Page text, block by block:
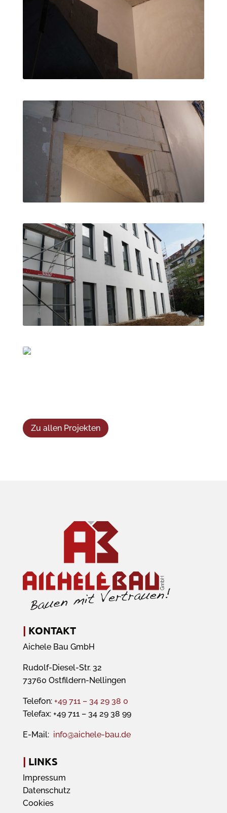
Zu allen Projekten
| KONTAKT
Aichele Bau GmbH
Rudolf-Diesel-Str. 32
73760 Ostfildern-Nellingen
Telefon: +49 711 – 34 29 38 0
Telefax: +49 711 – 34 29 38 99
E-Mail: info@aichele-bau.de
| LINKS
Impressum
Datenschutz
Cookies